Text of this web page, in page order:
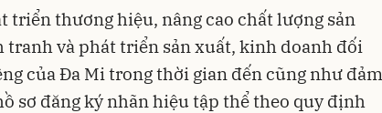
triển thương hiệu, nâng cao chất lượng sản
tranh và phát triển sản xuất, kinh doanh đối
của Đa Mi trong thời gian đến cũng như đảm
sơ đăng ký nhãn hiệu tập thể theo quy định